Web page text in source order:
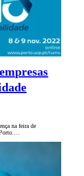
na feira de
Porto.…